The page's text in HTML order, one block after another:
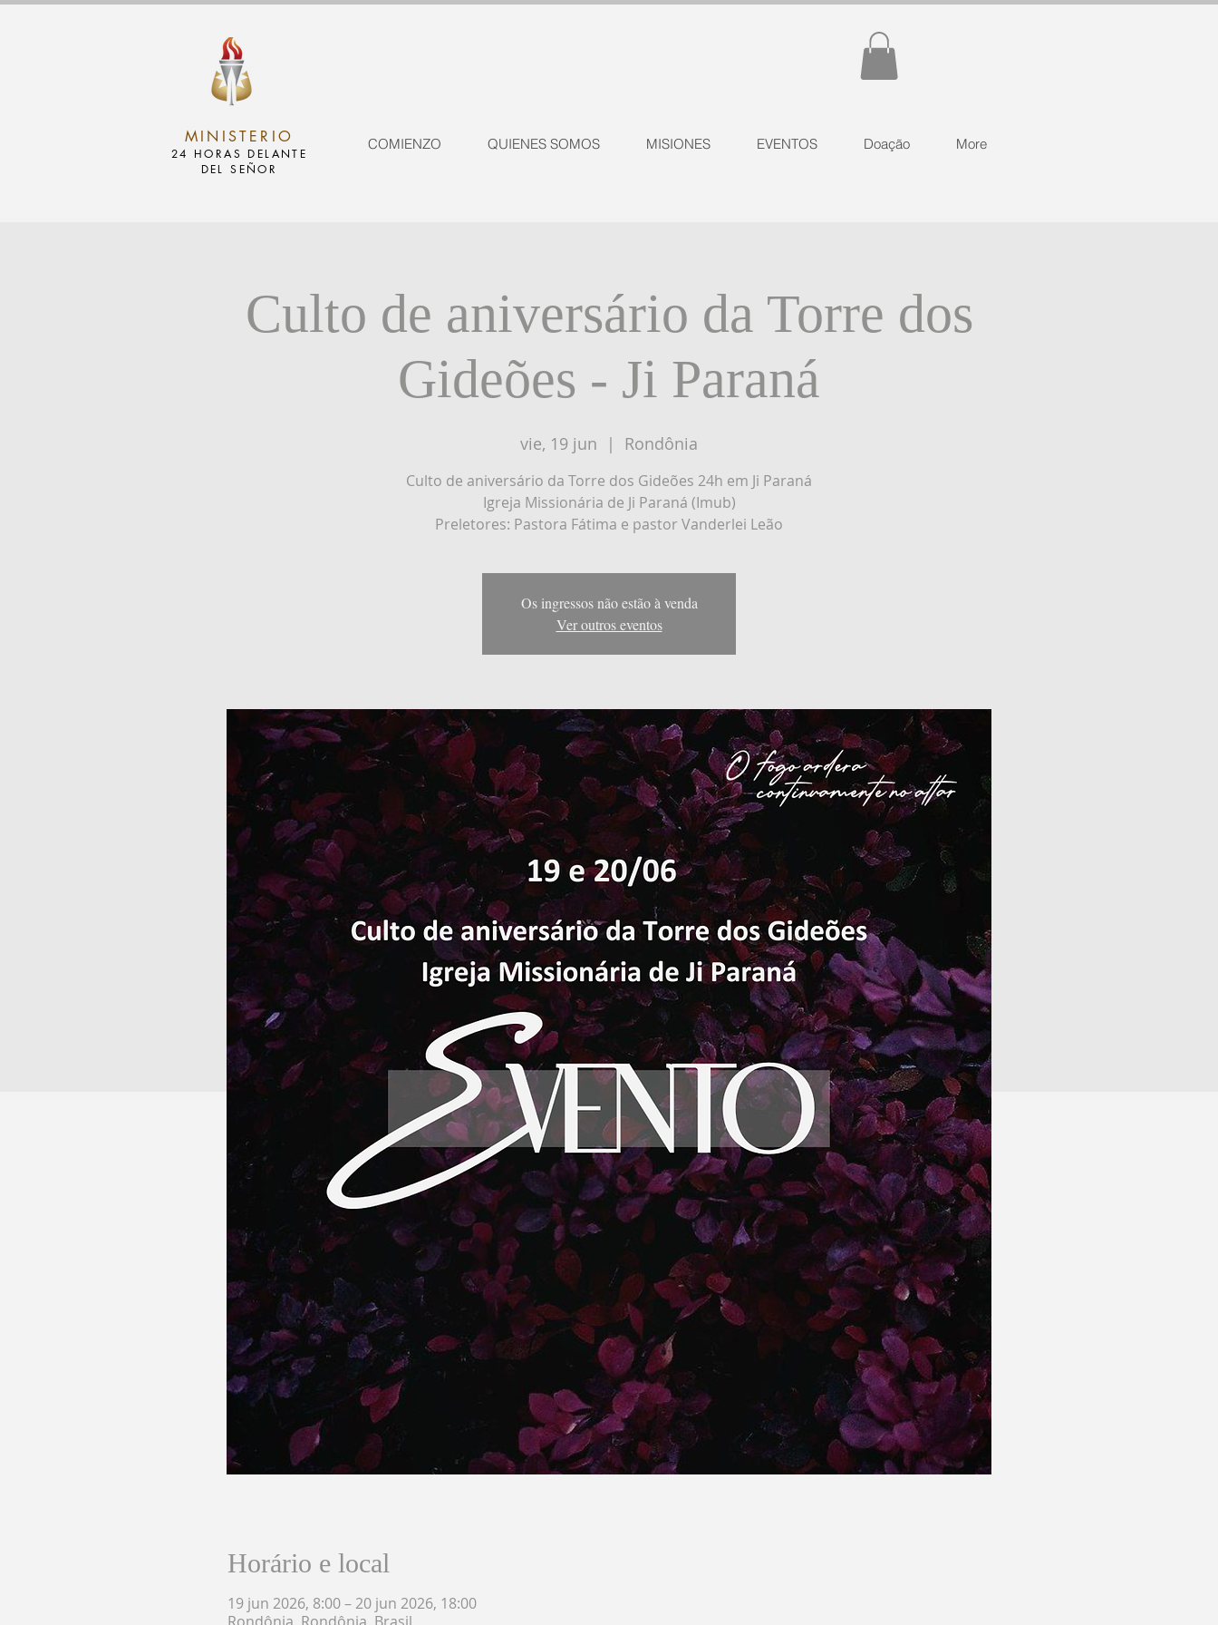
MINISTERIO
24 HORAS DELANTE
DEL SEÑOR
COMIENZO QUIENES SOMOS MISIONES EVENTOS Doação More
Culto de aniversário da Torre dos
Gideões - Ji Paraná
vie, 19 jun
  |
Rondônia
Culto de aniversário da Torre dos Gideões 24h em Ji Paraná
Igreja Missionária de Ji Paraná (Imub)
Preletores: Pastora Fátima e pastor Vanderlei Leão
Os ingressos não estão à venda
Ver outros eventos
Horário e local
19 jun 2026, 8:00 – 20 jun 2026, 18:00
Rondônia, Rondônia, Brasil